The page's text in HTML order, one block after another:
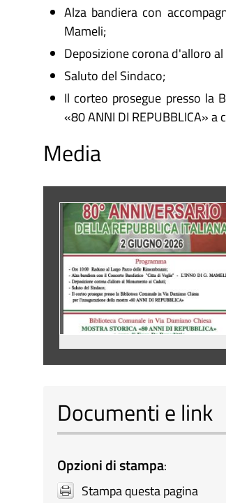
Alza bandiera con
Mameli;
Deposizione corona d'alloro
Saluto del Sindaco;
Il corteo prosegue presso la
«80 ANNI DI REPUBBLICA»
Media
Documenti e link
Opzioni di stampa:
Stampa questa pagina